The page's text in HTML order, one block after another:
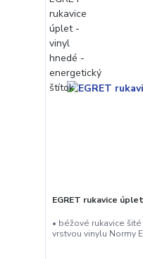
EGRET rukavice
• béžové rukavice
vrstvou vinylu Normy